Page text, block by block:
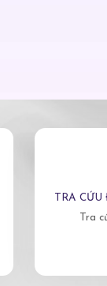
TRA
Tra